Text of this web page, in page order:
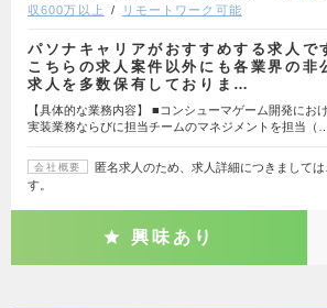
収600万以上
リモートワーク可能
パソナキャリアがおすすめする求人で
こちらの求人案件以外にも各業界の非
求人を多数保有しておりま…
【具体的な業務内容】 ■コンシューマゲーム開発にお
実装業務ならびに担当チームのマネジメントを担当（…
会社概要
匿名求人のため、求人詳細につきまして
す。
興味あり